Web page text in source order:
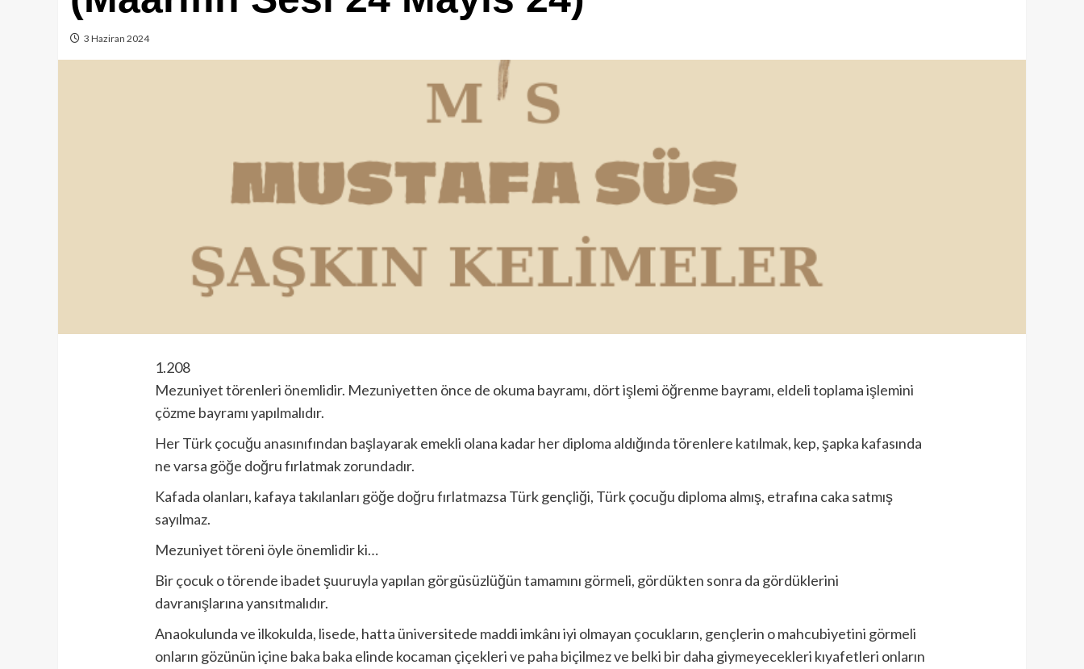
3 Haziran 2024
1.208
Mezuniyet törenleri önemlidir. Mezuniyetten önce de okuma bayramı, dört işlemi öğrenme bayramı, eldeli toplama işlemini
çözme bayramı yapılmalıdır.
Her Türk çocuğu anasınıfından başlayarak emekli olana kadar her diploma aldığında törenlere katılmak, kep, şapka kafasında
ne varsa göğe doğru fırlatmak zorundadır.
Kafada olanları, kafaya takılanları göğe doğru fırlatmazsa Türk gençliği, Türk çocuğu diploma almış, etrafına caka satmış
sayılmaz.
Mezuniyet töreni öyle önemlidir ki…
Bir çocuk o törende ibadet şuuruyla yapılan görgüsüzlüğün tamamını görmeli, gördükten sonra da gördüklerini
davranışlarına yansıtmalıdır.
Anaokulunda ve ilkokulda, lisede, hatta üniversitede maddi imkânı iyi olmayan çocukların, gençlerin o mahcubiyetini görmeli
onların gözünün içine baka baka elinde kocaman çiçekleri ve paha biçilmez ve belki bir daha giymeyecekleri kıyafetleri onların